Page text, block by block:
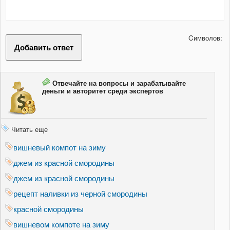
Cимволов:
Отвечайте на вопросы и зарабатывайте
деньги и авторитет среди экспертов
Читать еще
вишневый компот на зиму
джем из красной смородины
джем из красной смородины
рецепт наливки из черной смородины
красной смородины
вишневом компоте на зиму